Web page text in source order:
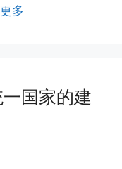
多
国家的建